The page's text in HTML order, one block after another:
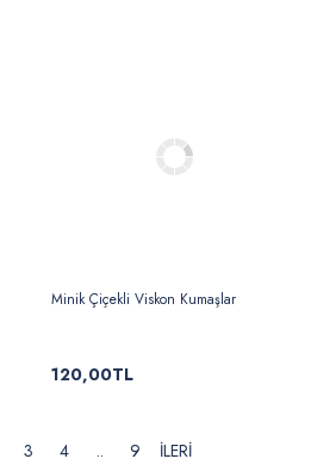
Minik Çiçekli Viskon Kumaşlar
120,00TL
3 4 .. 9